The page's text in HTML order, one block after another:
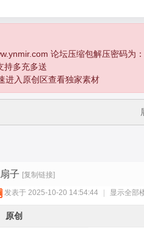
论坛压缩包解压密码为
持多充多送
进入原创区查看独家素材
子 [复制链接]
发表于 2025-10-20 14:54:44 显示全部
原创